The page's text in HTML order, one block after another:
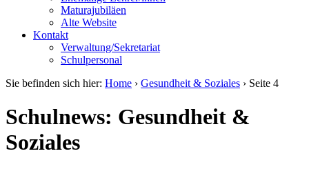
Maturajubiläen
Alte Website
Kontakt
Verwaltung/Sekretariat
Schulpersonal
Sie befinden sich hier: Home › Gesundheit & Soziales › Seite 4
Schulnews: Gesundheit &
Soziales